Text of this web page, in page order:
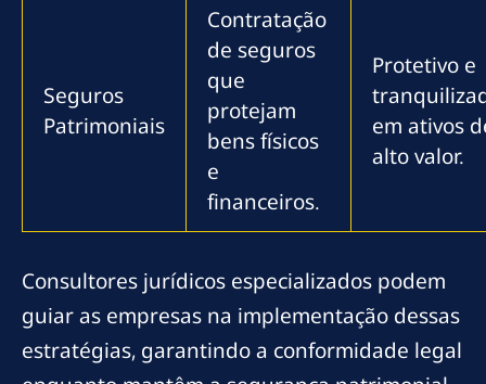
Seguros
Patrimoniais
Contratação
de seguros
que
protejam
bens físicos
e
financeiros.
Protetivo e
em ativos
alto valor.
Consultores jurídicos especializados podem
guiar as empresas na implementação dessas
estratégias, garantindo a conformidade legal